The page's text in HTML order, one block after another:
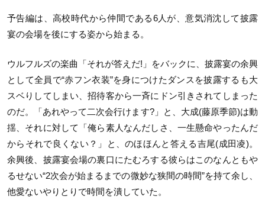
予告編は、高校時代から仲間である6人が、意気消沈して披露
宴の会場を後にする姿から始まる。
ウルフルズの楽曲「それが答えだ!」をバックに、披露宴の余興
として全員で“赤フン衣装”を身につけたダンスを披露するも大
スベりしてしまい、招待客から一⻫にドン引きされてしまった
のだ。「あれやって二次会行けます?」と、大成(藤原季節)は動
揺、それに対して「俺ら素人なんだしさ、一生懸命やったんだ
からそれで良くない？」と、のほほんと答える吉尾(成田凌)。
余興後、披露宴会場の裏口にたむろする彼らはこのなんともや
るせない“2次会が始まるまでの微妙な狭間の時間”を持て余し、
他愛ないやりとりで時間を潰していた。